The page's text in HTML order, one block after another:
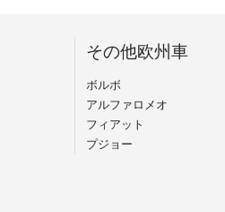
その他欧州車
ボルボ
アルファロメオ
フィアット
プジョー